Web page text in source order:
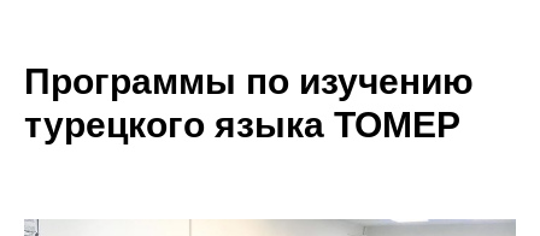
Программы по изучению
турецкого языка ТОМЕР